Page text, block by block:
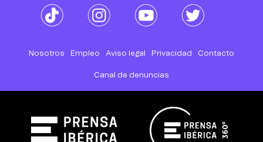
Nosotros Empleo Aviso legal Privacidad Contacto
Canal de denuncias